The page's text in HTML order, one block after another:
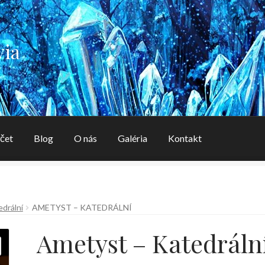
Blog O nás Galéria Kontakt
AMETYST – KATEDRÁLNÍ
Ametyst –